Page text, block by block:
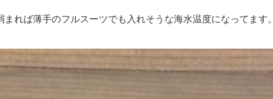
れば薄手のフルスーツでも入れそうな海水温度になってます。